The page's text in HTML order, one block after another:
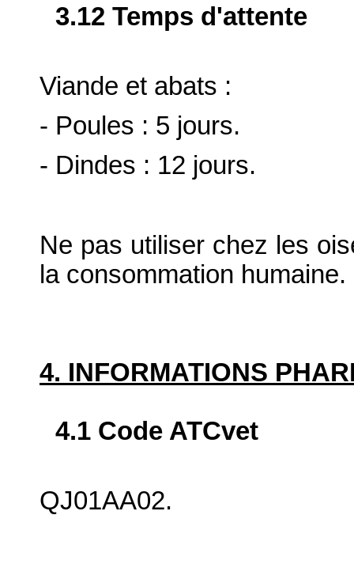
3.12 Temps d'attente
Viande et abats :
- Poules : 5 jours.
- Dindes : 12 jours.
Ne pas utiliser chez les
la consommation humaine.
4. INFORMATIONS
4.1 Code ATCvet
QJ01AA02.